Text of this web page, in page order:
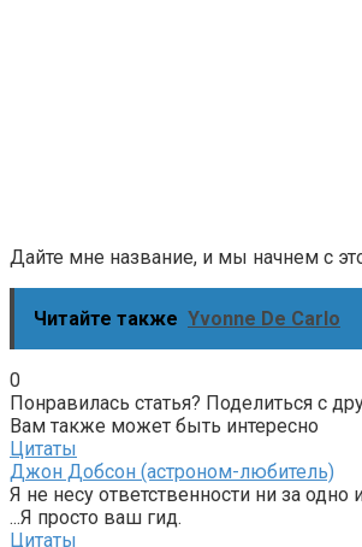
Дайте мне название, и мы начнем с
Читайте также Yvonne De Carlo
0
Понравилась статья? Поделиться с
Вам также может быть интересно
Цитаты
Джон Добсон (астроном-любитель)
Я не несу ответственности ни за одно
...Я просто ваш гид.
Цитаты